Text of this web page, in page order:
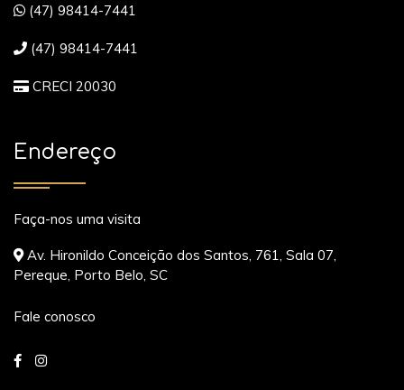
(47) 98414-7441
(47) 98414-7441
CRECI 20030
Endereço
Faça-nos uma visita
Av. Hironildo Conceição dos Santos, 761, Sala 07,
Pereque, Porto Belo, SC
Fale conosco